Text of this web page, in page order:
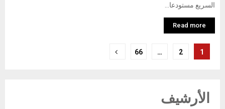
السريع مستودعا...
Read more
تعدد
المقالات
1
2
…
66
الأرشيف